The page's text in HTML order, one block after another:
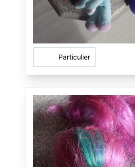
Particulier